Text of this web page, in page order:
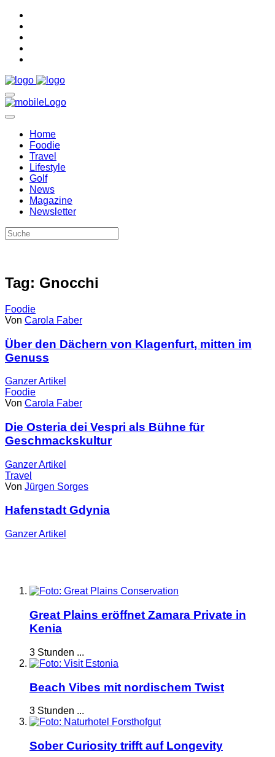
Home
Foodie
Travel
Lifestyle
Golf
News
Magazine
Newsletter
Tag: Gnocchi
Foodie
Von Carola Faber
Über den Dächern von Klagenfurt, mitten im
Genuss
GanzerArtikel
Foodie
Von Carola Faber
Die Osteria dei Vespri als Bühne für
Geschmackskultur
GanzerArtikel
Travel
Von Jürgen Sorges
Hafenstadt Gdynia
GanzerArtikel
Great Plains eröffnet Zamara Private in
Kenia
3 Stunden ...
Beach Vibes mit nordischem Twist
3 Stunden ...
Sober Curiosity trifft auf Longevity